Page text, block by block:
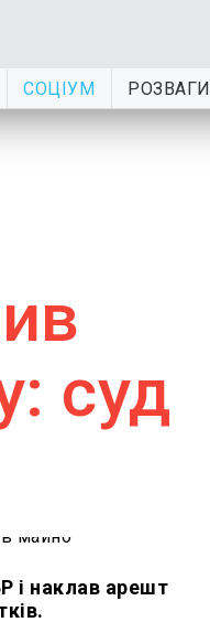
СОЦІУМ РОЗВАГИ
суд
і наклав арешт